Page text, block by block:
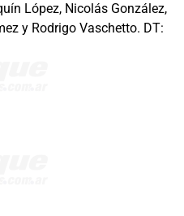
López, Nicolás González,
y Rodrigo Vaschetto. DT: